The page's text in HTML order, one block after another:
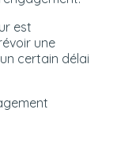
est
une
certain délai